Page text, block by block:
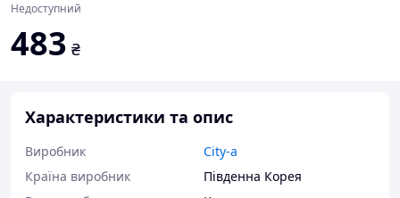
Недоступний
483 ₴
Характеристики та опис
Виробник
City-a
Країна виробник
Південна Корея